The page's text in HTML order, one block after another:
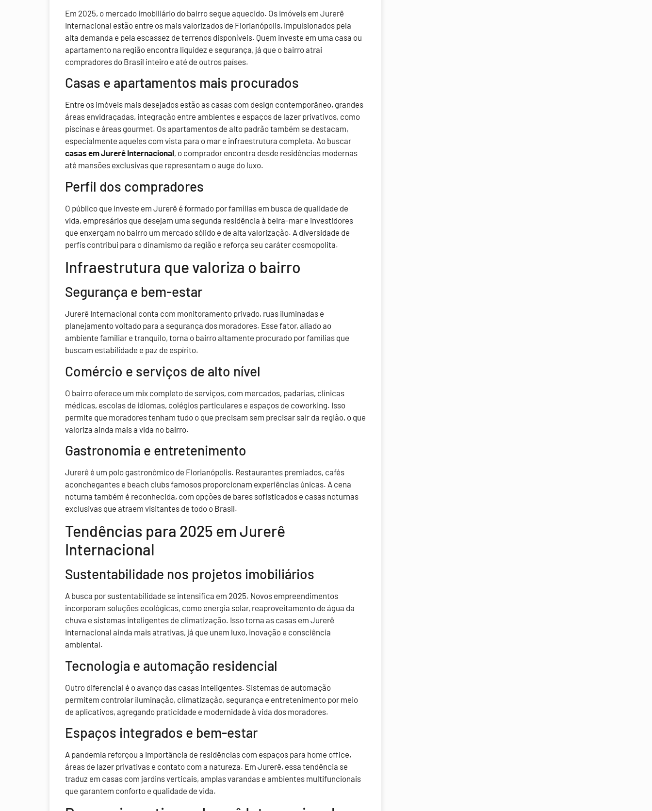
Em 2025, o mercado imobiliário do bairro segue aquecido. Os imóveis em Jurerê
Internacional estão entre os mais valorizados de Florianópolis, impulsionados pela
alta demanda e pela escassez de terrenos disponíveis. Quem investe em uma casa ou
apartamento na região encontra liquidez e segurança, já que o bairro atrai
compradores do Brasil inteiro e até de outros países.
Casas e apartamentos mais procurados
Entre os imóveis mais desejados estão as casas com design contemporâneo, grandes
áreas envidraçadas, integração entre ambientes e espaços de lazer privativos, como
piscinas e áreas gourmet. Os apartamentos de alto padrão também se destacam,
especialmente aqueles com vista para o mar e infraestrutura completa. Ao buscar
casas em Jurerê Internacional, o comprador encontra desde residências modernas
até mansões exclusivas que representam o auge do luxo.
Perfil dos compradores
O público que investe em Jurerê é formado por famílias em busca de qualidade de
vida, empresários que desejam uma segunda residência à beira-mar e investidores
que enxergam no bairro um mercado sólido e de alta valorização. A diversidade de
perfis contribui para o dinamismo da região e reforça seu caráter cosmopolita.
Infraestrutura que valoriza o bairro
Segurança e bem-estar
Jurerê Internacional conta com monitoramento privado, ruas iluminadas e
planejamento voltado para a segurança dos moradores. Esse fator, aliado ao
ambiente familiar e tranquilo, torna o bairro altamente procurado por famílias que
buscam estabilidade e paz de espírito.
Comércio e serviços de alto nível
O bairro oferece um mix completo de serviços, com mercados, padarias, clínicas
médicas, escolas de idiomas, colégios particulares e espaços de coworking. Isso
permite que moradores tenham tudo o que precisam sem precisar sair da região, o que
valoriza ainda mais a vida no bairro.
Gastronomia e entretenimento
Jurerê é um polo gastronômico de Florianópolis. Restaurantes premiados, cafés
aconchegantes e beach clubs famosos proporcionam experiências únicas. A cena
noturna também é reconhecida, com opções de bares sofisticados e casas noturnas
exclusivas que atraem visitantes de todo o Brasil.
Tendências para 2025 em Jurerê
Internacional
Sustentabilidade nos projetos imobiliários
A busca por sustentabilidade se intensifica em 2025. Novos empreendimentos
incorporam soluções ecológicas, como energia solar, reaproveitamento de água da
chuva e sistemas inteligentes de climatização. Isso torna as casas em Jurerê
Internacional ainda mais atrativas, já que unem luxo, inovação e consciência
ambiental.
Tecnologia e automação residencial
Outro diferencial é o avanço das casas inteligentes. Sistemas de automação
permitem controlar iluminação, climatização, segurança e entretenimento por meio
de aplicativos, agregando praticidade e modernidade à vida dos moradores.
Espaços integrados e bem-estar
A pandemia reforçou a importância de residências com espaços para home office,
áreas de lazer privativas e contato com a natureza. Em Jurerê, essa tendência se
traduz em casas com jardins verticais, amplas varandas e ambientes multifuncionais
que garantem conforto e qualidade de vida.